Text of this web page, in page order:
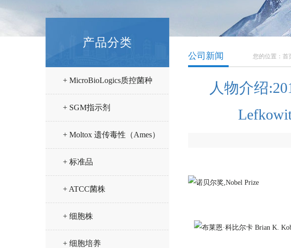
产品分类
+ MicroBioLogics质控菌种
+ SGM指示剂
+ Moltox 遗传毒性（Ames）
试验试剂
+ 标准品
+ ATCC菌株
+ 细胞株
+ 细胞培养
您的位置： 首
公司新闻
人物介绍